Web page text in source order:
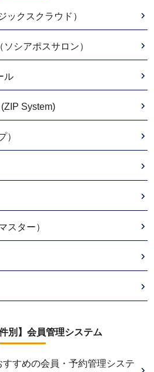
ックスクラウド）
シアポスサロン）
ル
System)
）
スター）
別】会員管理システム
すめの会員・予約管理システ